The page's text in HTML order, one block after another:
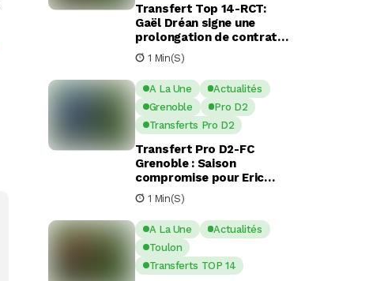
Transfert Top 14-RCT:
Gaël Dréan signe une
prolongation de contrat
avec Toulon jusqu’en 2029
1 Min(s)
A La Une
Actualités
Grenoble
Pro D2
Transferts Pro D2
Transfert Pro D2-FC
Grenoble : Saison
compromise pour Eric
Escande apres une
commotion cérébrale
1 Min(s)
A La Une
Actualités
Toulon
Transferts TOP 14